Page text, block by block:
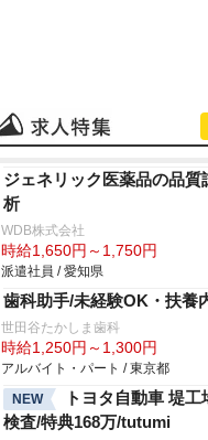
ジェネリック医薬品の品質
析
WDB株式会社
時給1,650円～1,750円
派遣社員 / 愛知県
歯科助手/未経験OK・扶養
世田谷たかしま歯科
時給1,250円～1,300円
アルバイト・パート / 東京都
NEW
トヨタ自動車 堤
検査/特典168万/tutumi